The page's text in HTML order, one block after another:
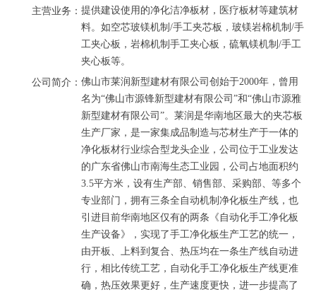
主营业务： 提供建设使用的净化洁净板材，医疗板材等建筑材
料。如空芯玻镁机制/手工夹芯板，玻镁岩棉机制/手
工夹心板，岩棉机制手工夹心板，硫氧镁机制/手工
夹心板等。
公司简介： 佛山市莱润新型建材有限公司创始于2000年，曾用
名为“佛山市源锋新型建材有限公司”和“佛山市源雅
新型建材有限公司”。莱润是华南地区最大的夹芯板
生产厂家，是一家集成品制造与芯材生产于一体的
净化板材行业综合型龙头企业，公司位于工业发达
的广东省佛山市南海生态工业园，公司占地面积约
3.5平方米，设有生产部、销售部、采购部、等多个
专业部门，拥有三条全自动机制净化板生产线，也
引进目前华南地区仅有的两条《自动化手工净化板
生产设备》，实现了手工净化板生产工艺的统一，
由开板、上料到复合、热压均在一条生产线自动进
行，相比传统工艺，自动化手工净化板生产线更准
确，热压效果更好，生产速度更快，进一步提高了